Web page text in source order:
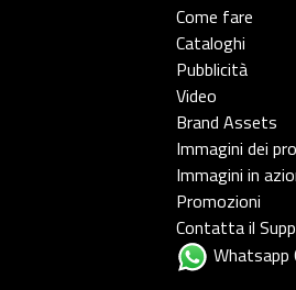
Come fare
Cataloghi
Pubblicità
Video
Brand Assets
Immagini dei
Immagini in
Promozioni
Contatta il
Whatsapp